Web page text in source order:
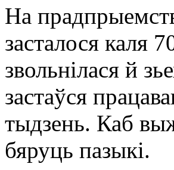
На
засталося каля
звольнілася й
застаўся
тыдзень. Каб
бяруць пазыкі.